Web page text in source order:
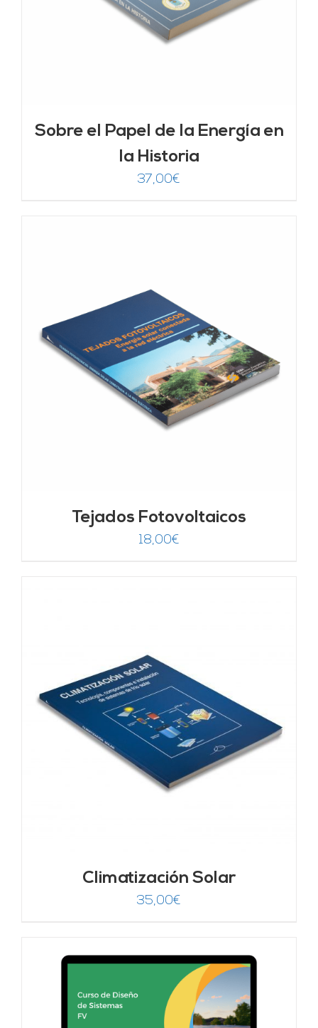
Sobre el Papel de la Energía en
la Historia
37,00€
Tejados Fotovoltaicos
18,00€
Climatización Solar
35,00€